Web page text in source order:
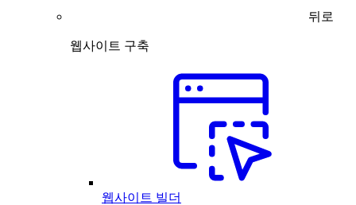
뒤로
웹사이트 구축
웹사이트 빌더